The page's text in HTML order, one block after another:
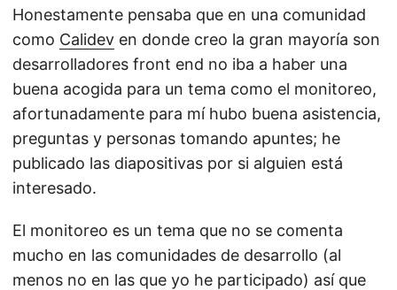
Honestamente pensaba que en una comunidad
como Calidev en donde creo la gran mayoría son
desarrolladores front end no iba a haber una
buena acogida para un tema como el monitoreo,
afortunadamente para mí hubo buena asistencia,
preguntas y personas tomando apuntes; he
publicado las diapositivas por si alguien está
interesado.
El monitoreo es un tema que no se comenta
mucho en las comunidades de desarrollo (al
menos no en las que yo he participado) así que